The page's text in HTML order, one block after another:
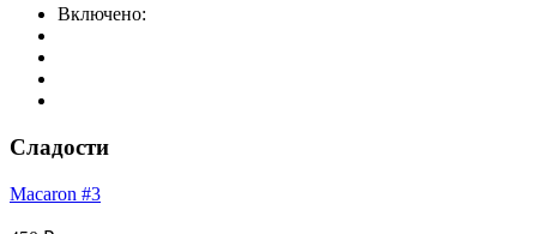
Включено:
Сладости
Macaron #3